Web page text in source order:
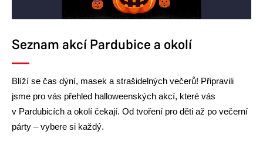
Seznam akcí Pardubice a okolí
Blíží se čas dýní, masek a strašidelných večerů! Připravili
jsme pro vás přehled halloweenských akcí, které vás
v Pardubicích a okolí čekají. Od tvoření pro děti až po večerní
párty – vybere si každý.